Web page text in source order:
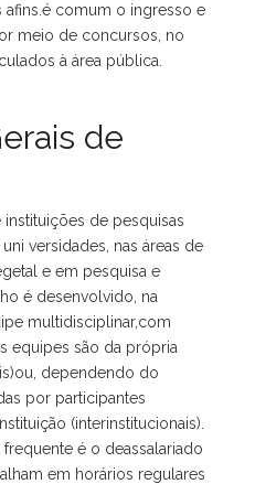
afins.é comum o ingresso e
meio de concursos, no
à área pública.
de
de pesquisas
versidades, nas áreas de
e em pesquisa e
é desenvolvido, na
multidisciplinar,com
equipes são da própria
dependendo do
por participantes
(interinstitucionais).
é o deassalariado
em horários regulares